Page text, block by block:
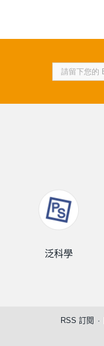
泛科學
RSS 訂閱